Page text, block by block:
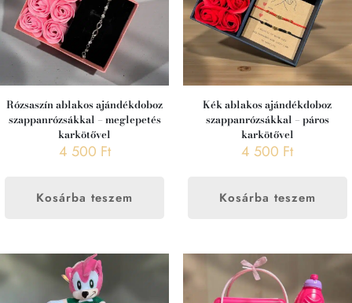
Rózsaszín ablakos ajándékdoboz
szappanrózsákkal – meglepetés
karkötővel
4 500 Ft
Kosárba teszem
Kék ablakos ajándékdoboz
szappanrózsákkal – páros
karkötővel
4 500 Ft
Kosárba teszem